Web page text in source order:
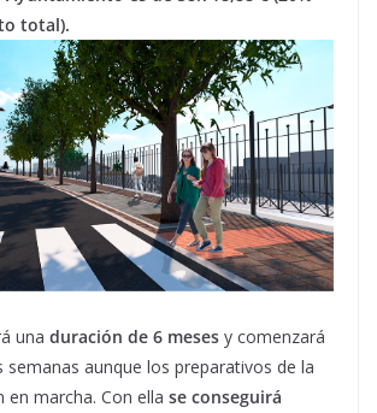
total).
una duración de 6 meses y comenzará
semanas aunque los preparativos de la
en marcha. Con ella se conseguirá